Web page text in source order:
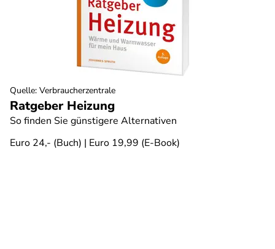
Ratgeber Heizung
So finden Sie günstigere Alternativen
Euro 24,- (Buch) | Euro 19,99 (E-Book)
Quelle: Verbraucherzentrale